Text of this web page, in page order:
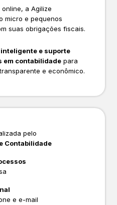
a Agilize
micro e pequenos
suas obrigações fiscais.
e suporte
em contabilidade para
e econômico.
pelo
Contabilidade
e e-mail